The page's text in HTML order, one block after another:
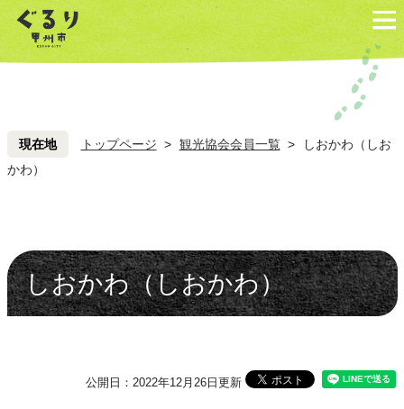
ペ
ー
ジ
こ
こ
を
へ
ペ
ー
ジ
こ
こ
を
へ
現在地 トップページ > 観光協会会員一覧 >
しおかわ（しお
かわ）
しおかわ（しおかわ）
公開日：2022年12月26日更新